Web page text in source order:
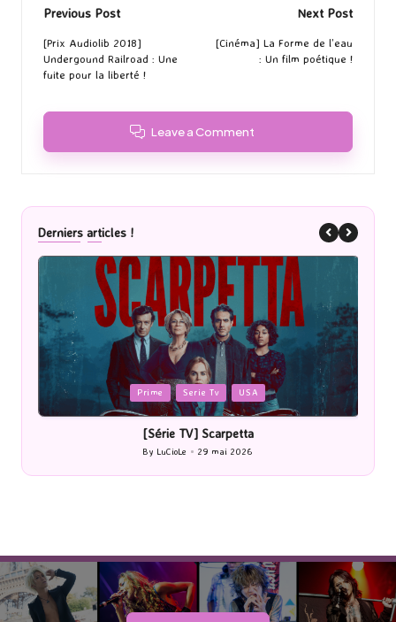
Post
navigation
Previous Post
[Prix Audiolib 2018]
Undergound Railroad : Une
fuite pour la liberté !
Next Post
[Cinéma] La Forme de l’eau
: Un film poétique !
Leave a Comment
Derniers articles !
Posted
in
Prime Serie Tv USA
[Série TV] Scarpetta
Posted
by
By LuCioLe 29 mai 2026